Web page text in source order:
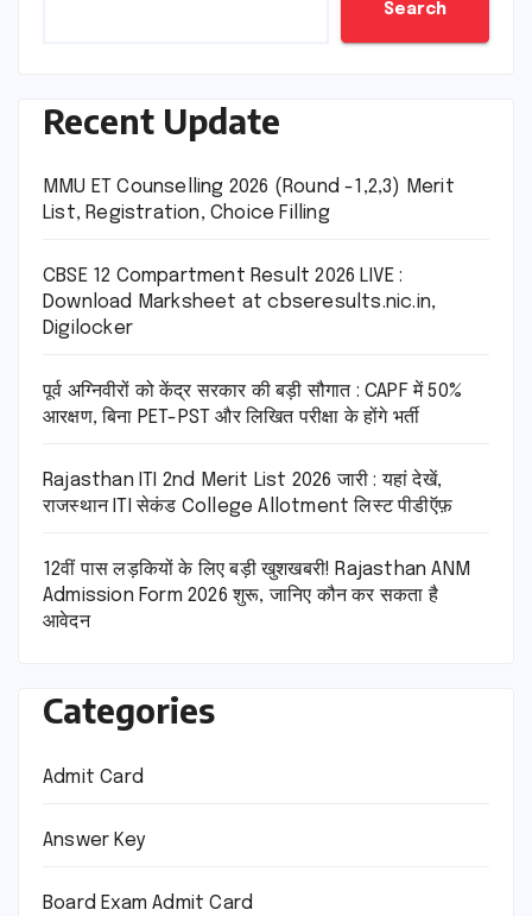
Search
Recent Update
MMU ET Counselling 2026 (Round -1,2,3) Merit
List, Registration, Choice Filling
CBSE 12 Compartment Result 2026 LIVE :
Download Marksheet at cbseresults.nic.in,
Digilocker
पूर्व अग्निवीरों को केंद्र सरकार की बड़ी सौगात : CAPF में 50%
आरक्षण, बिना PET-PST और लिखित परीक्षा के होंगे भर्ती
Rajasthan ITI 2nd Merit List 2026 जारी : यहां देखें,
राजस्थान ITI सेकंड College Allotment लिस्ट पीडीऍफ़
12वीं पास लड़कियों के लिए बड़ी खुशखबरी! Rajasthan ANM
Admission Form 2026 शुरू, जानिए कौन कर सकता है
आवेदन
Categories
Admit Card
Answer Key
Board Exam Admit Card